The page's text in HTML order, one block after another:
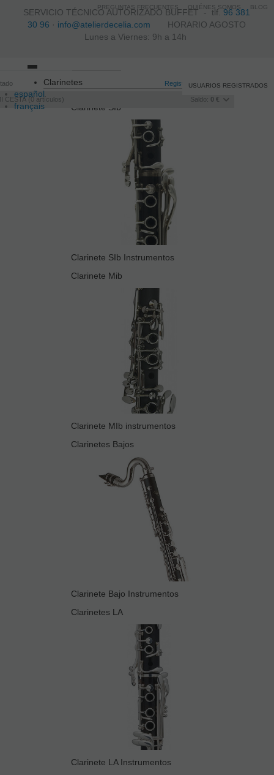
SERVICIO TÉCNICO AUTORIZADO BUFFET -tlf.96 381
30 96 · info@atelierdecelia.com HORARIO AGOSTO
Lunes a Viernes: 9h a 14h
español
français
Registro /Iniciar sesión
CESTA 0 artículos Saldo: 0 €
USUARIOS REGISTRADOS
navigation
Clarinetes
Clarinete SIb
Clarinete SIb Instrumentos
Clarinete Mib
Clarinete MIb instrumentos
Clarinetes Bajos
Clarinete Bajo Instrumentos
Clarinetes LA
Clarinete LA Instrumentos
PREGUNTAS FRECUENTES QUIÉNES SOMOS BLOG